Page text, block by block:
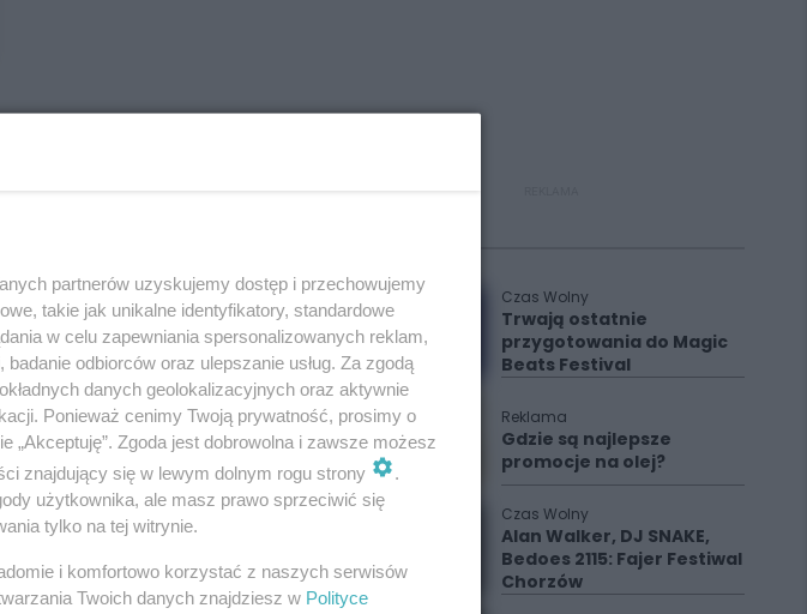
2023 r. policjanci
Mężczyzna,
odnaleziony i
już zatrzymano?
doszło do
Czas Wolny
Trwają ostatnie
przygotowania do Magic
Beats Festival
Reklama
Gdzie są najlepsze
promocje na olej?
Czas Wolny
Alan Walker, DJ SNAKE,
Bedoes 2115: Fajer Festiwal
Chorzów
partnerów uzyskujemy dostęp i przechowujemy
takie jak unikalne identyfikatory, standardowe
w celu zapewniania spersonalizowanych reklam,
odbiorców oraz ulepszanie usług. Za zgodą
danych geolokalizacyjnych oraz aktywnie
Ponieważ cenimy Twoją prywatność, prosimy o
„Akceptuję”. Zgoda jest dobrowolna i zawsze możesz
znajdujący się w lewym dolnym rogu strony
.
użytkownika, ale masz prawo sprzeciwić się
tylko na tej witrynie.
i komfortowo korzystać z naszych serwisów
Twoich danych znajdziesz w Polityce